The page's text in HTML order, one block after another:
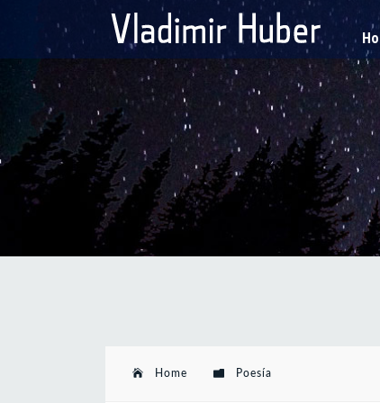
Home Poesía